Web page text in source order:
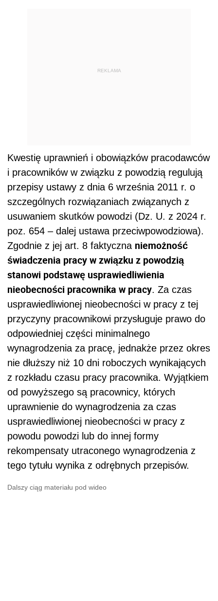
REKLAMA
Kwestię uprawnień i obowiązków pracodawców
i pracowników w związku z powodzią regulują
przepisy ustawy z dnia 6 września 2011 r. o
szczególnych rozwiązaniach związanych z
usuwaniem skutków powodzi (Dz. U. z 2024 r.
poz. 654 – dalej ustawa przeciwpowodziowa).
Zgodnie z jej art. 8 faktyczna niemożność
świadczenia pracy w związku z powodzią
stanowi podstawę usprawiedliwienia
nieobecności pracownika w pracy. Za czas
usprawiedliwionej nieobecności w pracy z tej
przyczyny pracownikowi przysługuje prawo do
odpowiedniej części minimalnego
wynagrodzenia za pracę, jednakże przez okres
nie dłuższy niż 10 dni roboczych wynikających
z rozkładu czasu pracy pracownika. Wyjątkiem
od powyższego są pracownicy, których
uprawnienie do wynagrodzenia za czas
usprawiedliwionej nieobecności w pracy z
powodu powodzi lub do innej formy
rekompensaty utraconego wynagrodzenia z
tego tytułu wynika z odrębnych przepisów.
Dalszy ciąg materiału pod wideo